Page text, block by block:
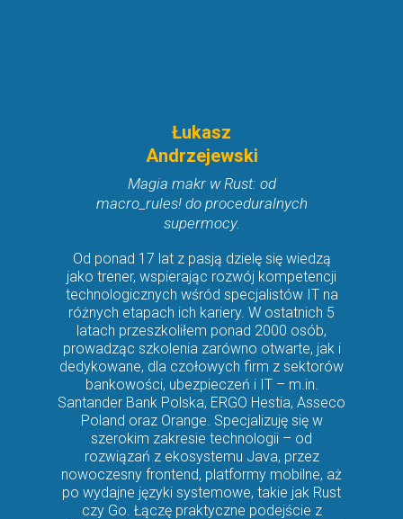
Łukasz
Andrzejewski
Od ponad 17 lat z pasją dzielę się wiedzą
jako trener, wspierając rozwój kompetencji
technologicznych wśród specjalistów IT na
różnych etapach ich kariery. W ostatnich 5
latach przeszkoliłem ponad 2000 osób,
prowadząc szkolenia zarówno otwarte, jak i
dedykowane, dla czołowych firm z sektorów
bankowości, ubezpieczeń i IT – m.in.
Santander Bank Polska, ERGO Hestia, Asseco
Poland oraz Orange. Specjalizuję się w
szerokim zakresie technologii – od
rozwiązań z ekosystemu Java, przez
nowoczesny frontend, platformy mobilne, aż
po wydajne języki systemowe, takie jak Rust
czy Go. Łączę praktyczne podejście z
Magia makr w Rust: od
macro_rules! do proceduralnych
supermocy.